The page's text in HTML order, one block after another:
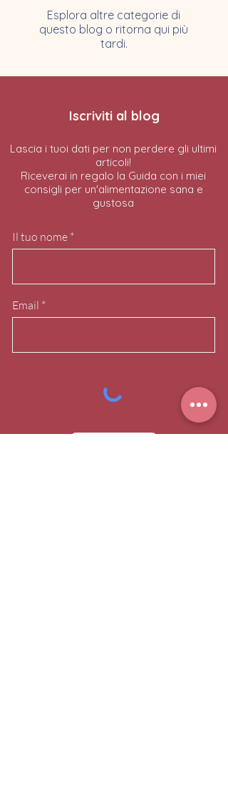
Esplora altre categorie di
questo blog o ritorna qui più
tardi.
Iscriviti al blog
Lascia i tuoi dati per non perdere gli ultimi
articoli!
Riceverai in regalo la Guida con i miei
consigli per un'alimentazione sana e
gustosa
Il tuo nome
Email